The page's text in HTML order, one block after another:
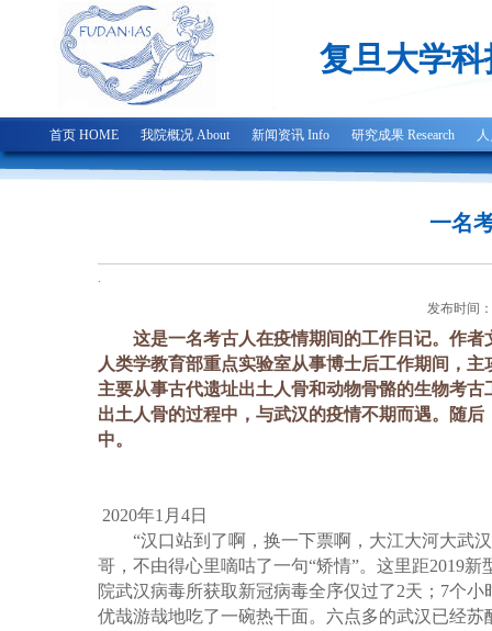
复旦大学
首页 HOME 我院概况 About 新闻资讯 Info 研究成果 Research
一名
.
发布时间
这是一名考古人在疫情期间的工作日记。作
人类学教育部重点实验室从事博士后工作期间，主
主要从事古代遗址出土人骨和动物骨骼的生物考古
出土人骨的过程中，与武汉的疫情不期而遇。随
中。
2020年1 月 4日
“汉口站到了啊，换一下票啊，大江大河大武
哥，不由得心里嘀咕了一句“矫情”。这里距2019新
院武汉病毒所获取新冠病毒全序仅过了2天； 7个小
优哉游哉地吃了一碗热干面。六点多的武汉已经